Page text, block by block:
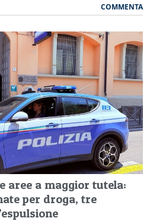
COMMENTA
aree a maggior tutela:
per droga, tre